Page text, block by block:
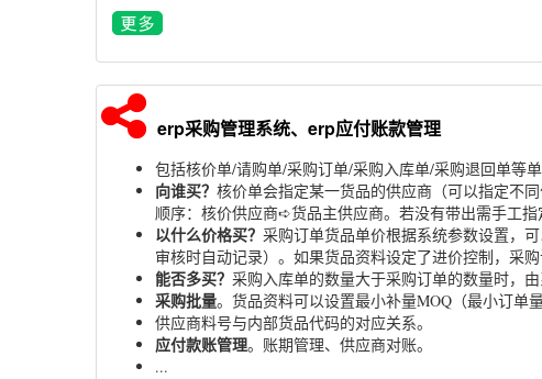
erp采购管理系统、erp应付账款管理
包括核价单/请购单/采购订单/采购入库单/采购退回单等单
向谁买？ 核价单会指定某一货品的供应商（可以指定不
顺序：核价供应商➪货品主供应商。若没有带出需手工指
以什么价格买？ 采购订单货品单价根据系统参数设置，
审核时自动记录）。如果货品资料设定了进价控制，采
能否多买？ 采购入库单的数量大于采购订单的数量时，由
采购批量。货品资料可以设置最小补量MOQ（最小订单
供应商料号与内部货品代码的对应关系。
应付款账管理。账期管理、供应商对账。
...